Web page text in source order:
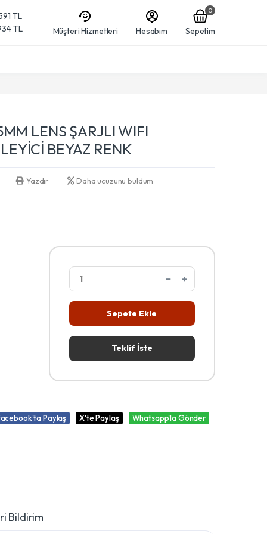
TL
TL
Müşteri Hizmetleri Hesabım
0
Sepetim
LENS ŞARJLI WIFI
BEYAZ RENK
Yazdır Daha ucuzunu buldum
Sepete Ekle
Teklif İste
Paylaş X'te Paylaş Whatsapp'la Gönder
Bildirim